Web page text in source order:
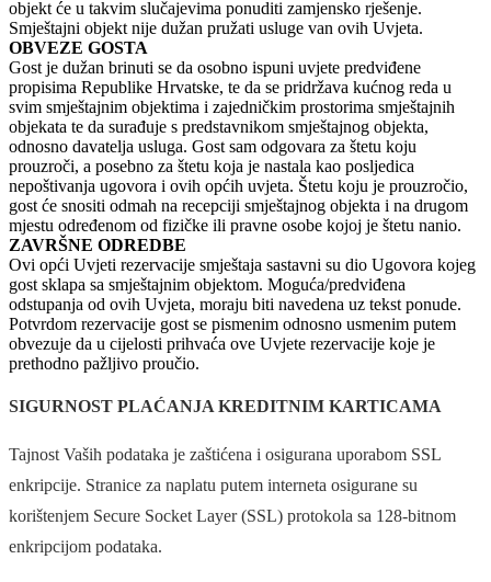
objekt će u takvim slučajevima ponuditi zamjensko rješenje.
Smještajni objekt nije dužan pružati usluge van ovih Uvjeta.
OBVEZE GOSTA
Gost je dužan brinuti se da osobno ispuni uvjete predviđene
propisima Republike Hrvatske, te da se pridržava kućnog reda u
svim smještajnim objektima i zajedničkim prostorima smještajnih
objekata te da surađuje s predstavnikom smještajnog objekta,
odnosno davatelja usluga. Gost sam odgovara za štetu koju
prouzroči, a posebno za štetu koja je nastala kao posljedica
nepoštivanja ugovora i ovih općih uvjeta. Štetu koju je prouzročio,
gost će snositi odmah na recepciji smještajnog objekta i na drugom
mjestu određenom od fizičke ili pravne osobe kojoj je štetu nanio.
ZAVRŠNE ODREDBE
Ovi opći Uvjeti rezervacije smještaja sastavni su dio Ugovora kojeg
gost sklapa sa smještajnim objektom. Moguća/predviđena
odstupanja od ovih Uvjeta, moraju biti navedena uz tekst ponude.
Potvrdom rezervacije gost se pismenim odnosno usmenim putem
obvezuje da u cijelosti prihvaća ove Uvjete rezervacije koje je
prethodno pažljivo proučio.
SIGURNOST PLAĆANJA KREDITNIM KARTICAMA
Tajnost Vaših podataka je zaštićena i osigurana uporabom SSL
enkripcije. Stranice za naplatu putem interneta osigurane su
korištenjem Secure Socket Layer (SSL) protokola sa 128-bitnom
enkripcijom podataka.